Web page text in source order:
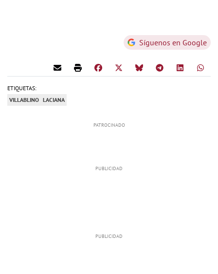
Síguenos en Google
ETIQUETAS:
VILLABLINO LACIANA